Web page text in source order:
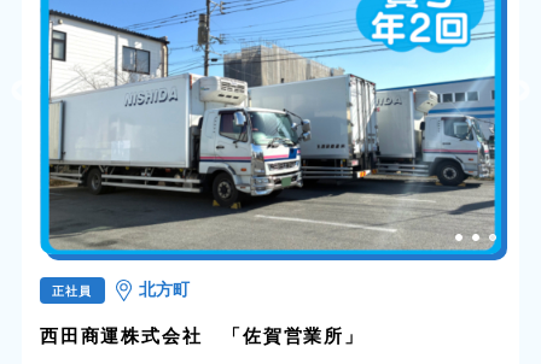
正社員 北方町
西田商運株式会社 「佐賀営業所」